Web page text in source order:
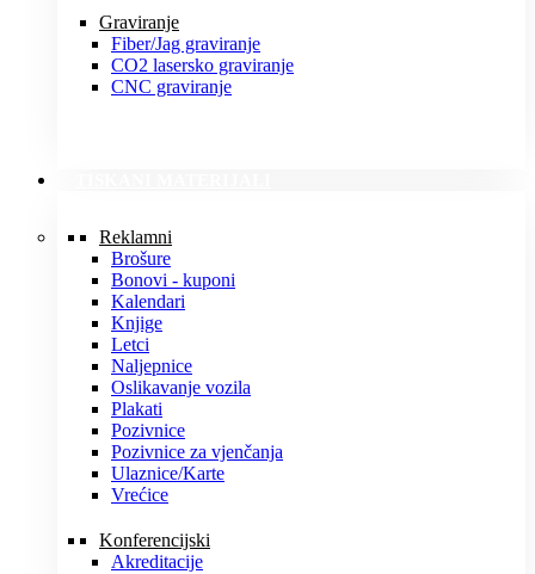
Graviranje
Fiber/Jag graviranje
CO2 lasersko graviranje
CNC graviranje
Reklamni
Brošure
Bonovi - kuponi
Kalendari
Knjige
Letci
Naljepnice
Oslikavanje vozila
Plakati
Pozivnice
Pozivnice za vjenčanja
Ulaznice/Karte
Vrećice
Konferencijski
Akreditacije